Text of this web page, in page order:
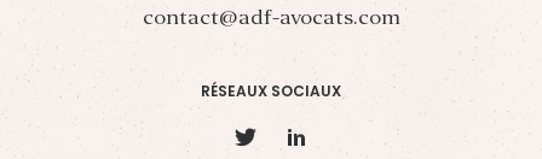
contact@adf-avocats.com
RÉSEAUX SOCIAUX